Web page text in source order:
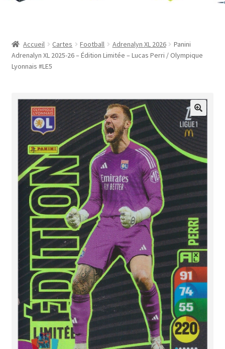
Mon compte
Page d’exemple
Validation de la commande
Accueil Cartes Football Adrenalyn XL 2026
Panini
Adrenalyn XL 2025-26 – Édition Limitée – Lucas Perri / Olympique
Lyonnais #LE5